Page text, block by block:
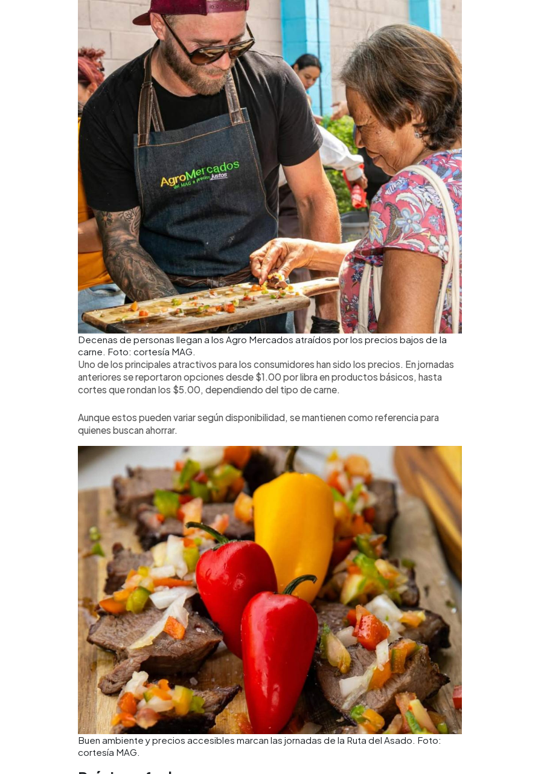
Decenas de personas llegan a los Agro Mercados atraídos por los precios bajos de la
carne. Foto: cortesía MAG.
Uno de los principales atractivos para los consumidores han sido los precios. En jornadas
anteriores se reportaron opciones desde $1.00 por libra en productos básicos, hasta
cortes que rondan los $5.00, dependiendo del tipo de carne.
Aunque estos pueden variar según disponibilidad, se mantienen como referencia para
quienes buscan ahorrar.
Buen ambiente y precios accesibles marcan las jornadas de la Ruta del Asado. Foto:
cortesía MAG.